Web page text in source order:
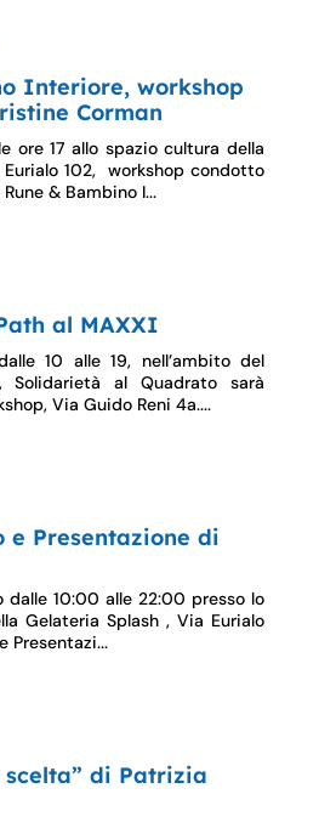
Interiore, workshop
Corman
ore 17 allo spazio cultura della
102, workshop condotto
& Bambino I...
al MAXXI
10 alle 19, nell’ambito del
Solidarietà al Quadrato sarà
Via Guido Reni 4a....
e Presentazione di
dalle 10:00 alle 22:00 presso lo
Gelateria Splash , Via Eurialo
Presentazi...
scelta” di Patrizia